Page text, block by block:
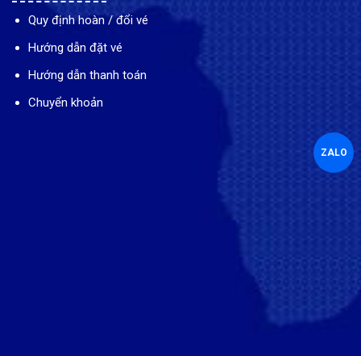
Quy định hoàn / đổi vé
Hướng dẫn đặt vé
Hướng dẫn thanh toán
Chuyển khoản
ZALO